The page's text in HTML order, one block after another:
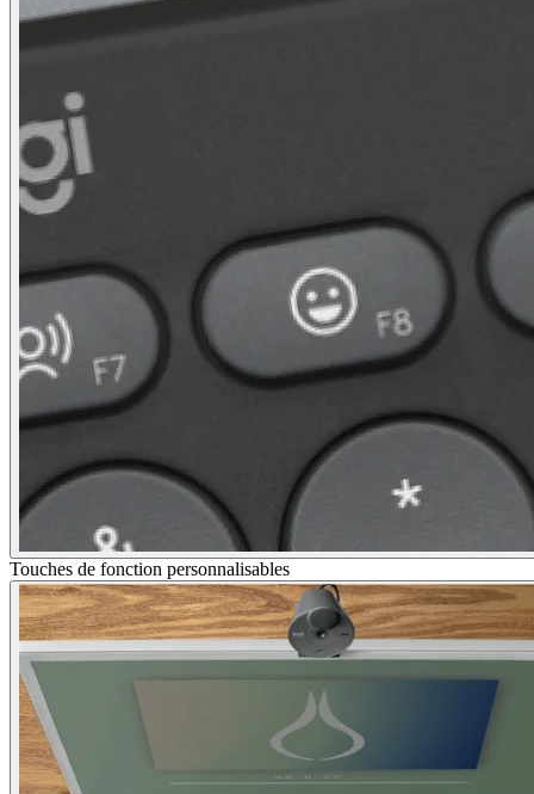
Touches de fonction personnalisables